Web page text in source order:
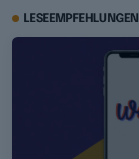
LESEEMPFEHLUNGEN